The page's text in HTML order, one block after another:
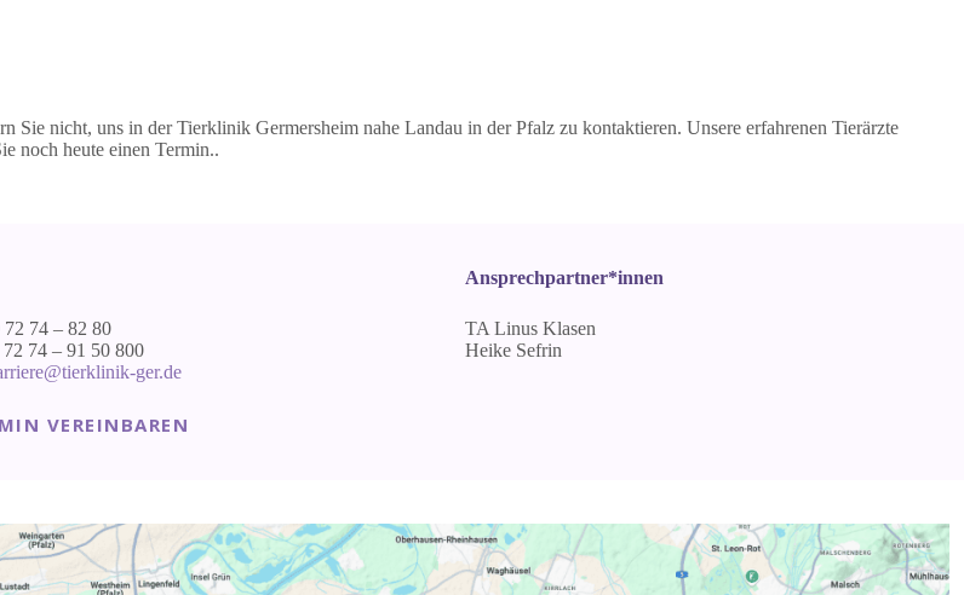
Sie nicht, uns in der Tierklinik Germersheim nahe Landau in der Pfalz zu kontaktieren. Unsere erfahrenen Tierärzte
noch heute einen Termin..
74 – 82 80
74 – 91 50 800
ger.de
VEREINBAREN
Ansprechpartner*innen
TA Linus Klasen
Heike Sefrin